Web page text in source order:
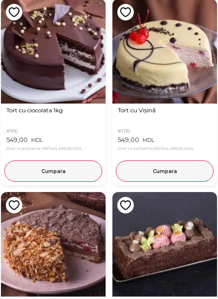
Tort cu ciocolata 1kg
#916
549,00 MDL
Pret in aplicatia OkFlora 499,00 MDL
Cumpara
Tort cu Vișină
#1135
549,00 MDL
Pret in aplicatia OkFlora 499,00 MDL
Cumpara